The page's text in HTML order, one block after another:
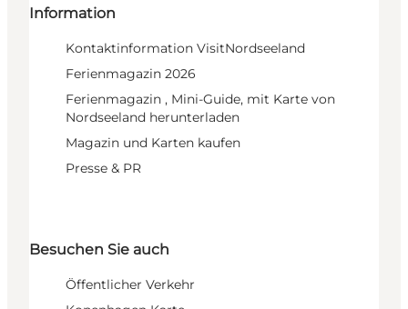
Information
Kontaktinformation VisitNordseeland
Ferienmagazin 2026
Ferienmagazin , Mini-Guide, mit Karte von
Nordseeland herunterladen
Magazin und Karten kaufen
Presse & PR
Besuchen Sie auch
Öffentlicher Verkehr